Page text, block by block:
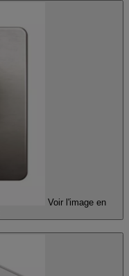
Voir l'image en